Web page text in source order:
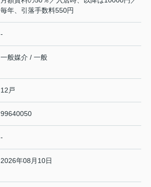
毎年、引落手数料550円
-
一般媒介 / 一般
12戸
99640050
-
2026年08月10日